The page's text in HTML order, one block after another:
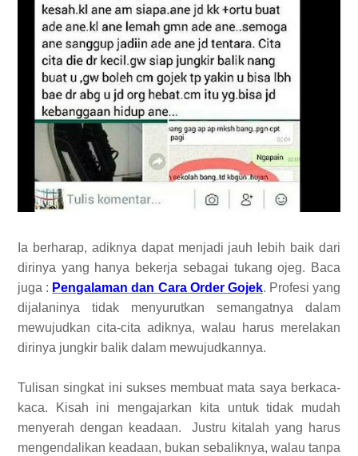
Ia berharap, adiknya dapat menjadi jauh lebih baik dari
dirinya yang hanya bekerja sebagai tukang ojeg. Baca
juga : Pengalaman dan Cara Order Gojek. Profesi yang
dijalaninya tidak menyurutkan semangatnya dalam
mewujudkan cita-cita adiknya, walau harus merelakan
dirinya jungkir balik dalam mewujudkannya.
Tulisan singkat ini sukses membuat mata saya berkaca-
kaca.
Kisah ini mengajarkan kita untuk tidak mudah
menyerah dengan keadaan. Justru kitalah yang harus
mengendalikan keadaan, bukan sebaliknya, walau tanpa